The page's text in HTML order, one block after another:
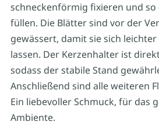
schneckenförmig fixieren und so
füllen. Die Blätter sind vor der
gewässert, damit sie sich
lassen. Der Kerzenhalter ist
sodass der stabile Stand
Anschließend sind alle weiteren
Ein liebevoller Schmuck, für das
Ambiente.